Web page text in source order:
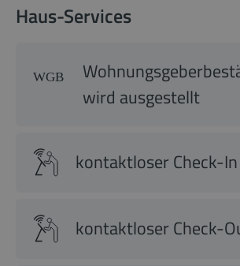
Haus-Services
wird ausgestellt
kontaktloser Check-
kontaktloser Check-